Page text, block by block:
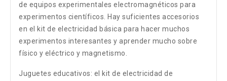
de equipos experimentales electromagnéticos para
experimentos científicos. Hay suficientes accesorios
en el kit de electricidad básica para hacer muchos
experimentos interesantes y aprender mucho sobre
físico y eléctrico y magnetismo.
Juguetes educativos: el kit de electricidad de